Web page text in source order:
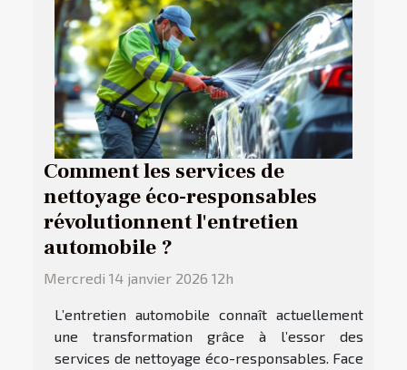
Comment les services de
nettoyage éco-responsables
révolutionnent l'entretien
automobile ?
Mercredi 14 janvier 2026 12h
L’entretien automobile connaît actuellement
une transformation grâce à l’essor des
services de nettoyage éco-responsables. Face